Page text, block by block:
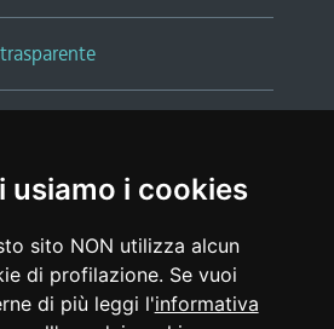
usiamo i cookies
sito NON utilizza alcun
di profilazione. Se vuoi
di più leggi l'informativa
legali |glossario
media policy